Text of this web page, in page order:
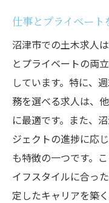
仕事とプライベート
沼津市での土木求人
とプライベートの両
しています。特に、
務を選べる求人は、
に最適です。また、
ジェクトの進捗に応
も特徴の一つです。
イフスタイルに合っ
定したキャリアを築